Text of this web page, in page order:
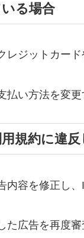
る場合
レジットカー
払い方法を変更
規約に違
内容を修正し
た広告を再度審